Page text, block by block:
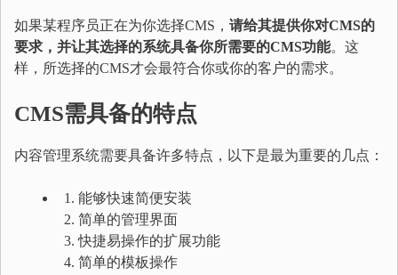
如果某程序员正在为你选择CMS， 请给其提供你对CMS的
要求，并让其选择的系统具备你所需要的CMS功能。这
样，所选择的CMS才会最符合你或你的客户的需求。
CMS需具备的特点
内容管理系统需要具备许多特点，以下是最为重要的几点：
能够快速简便安装
简单的管理界面
快捷易操作的扩展功能
简单的模板操作